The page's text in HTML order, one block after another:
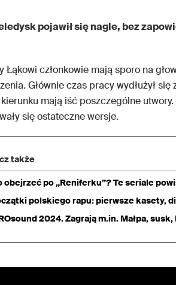
pojawił się nagle, bez
Łąkowi członkowie mają sporo na
Głównie czas pracy wydłużył
mają iść poszczególne
się ostateczne wersje.
także
obejrzeć po „Reniferku”? Te seriale
polskiego rapu: pierwsze kasety,
2024. Zagrają m.in. Małpa, susk,